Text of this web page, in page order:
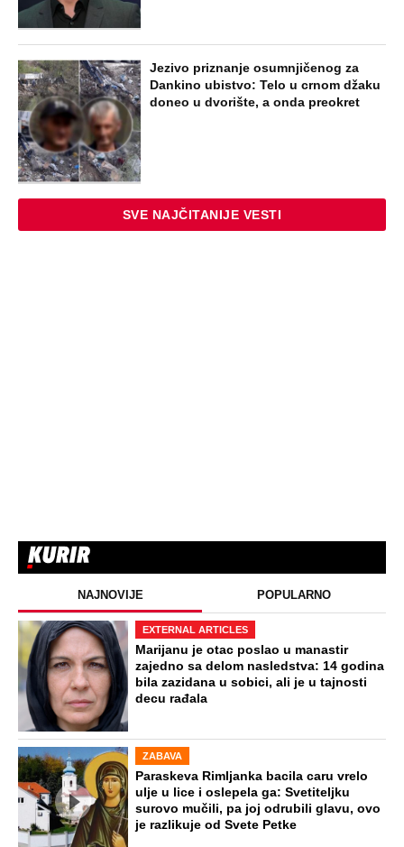
Jezivo priznanje osumnjičenog za
Dankino ubistvo: Telo u crnom džaku
doneo u dvorište, a onda preokret
SVE NAJČITANIJE VESTI
NAJNOVIJE POPULARNO
EXTERNAL ARTICLES
Marijanu je otac poslao u manastir
zajedno sa delom nasledstva: 14 godina
bila zazidana u sobici, ali je u tajnosti
decu rađala
ZABAVA
Paraskeva Rimljanka bacila caru vrelo
ulje u lice i oslepela ga: Svetiteljku
surovo mučili, pa joj odrubili glavu, ovo
je razlikuje od Svete Petke